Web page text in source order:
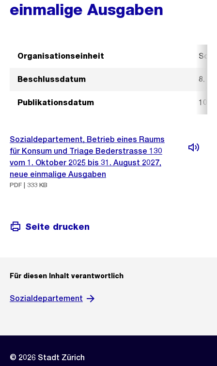
einmalige Ausgaben
Organisationseinheit
Beschlussdatum 8.
Publikationsdatum 10.
Sozialdepartement, Betrieb eines Raums
für Konsum und Triage Bederstrasse 130
vom 1. Oktober 2025 bis 31. August 2027,
neue einmalige Ausgaben
PDF | 333 KB
Seite drucken
Für diesen Inhalt verantwortlich
Sozialdepartement
© 2026 Stadt Zürich